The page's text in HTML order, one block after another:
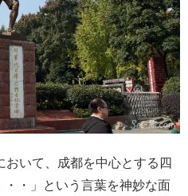
おいて、成都を中心とする四
・」という言葉を神妙な面